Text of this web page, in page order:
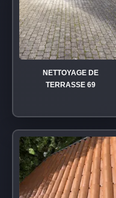
NETTOYAGE DE
TERRASSE 69